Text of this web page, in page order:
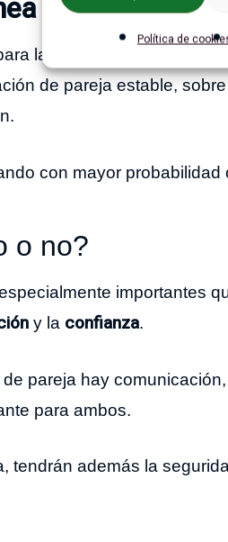
Política de
entre la
la atracción del amor,
de pareja estable,
con mayor
o no?
importantes
y la confianza.
pareja hay
para ambos.
tendrán además la